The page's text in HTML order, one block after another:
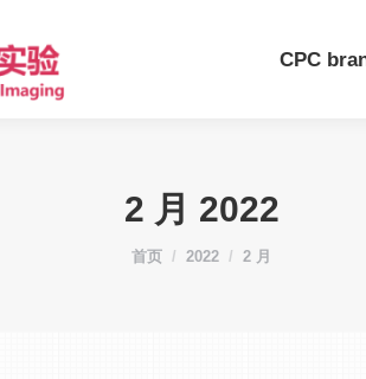
CPC
2 月 2022
您在这里：
首页 2022 2 月